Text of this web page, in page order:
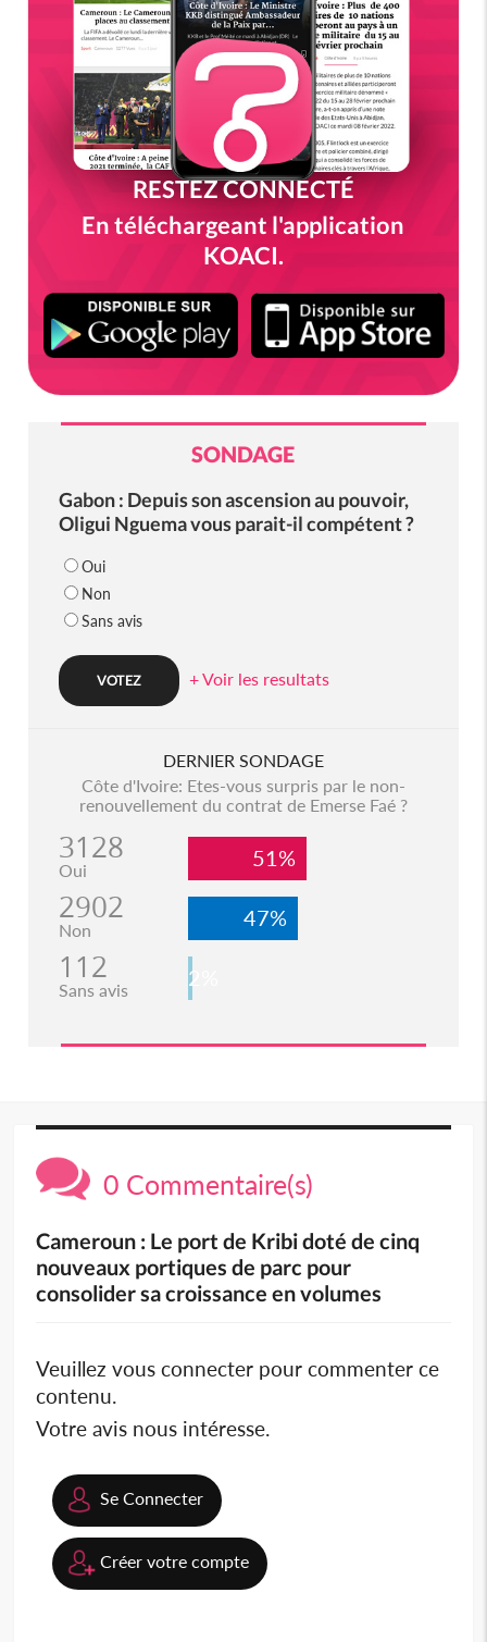
RESTEZ CONNECTÉ
En téléchargeant l'application
KOACI.
SONDAGE
Gabon : Depuis son ascension au pouvoir,
Oligui Nguema vous parait-il compétent ?
Oui
Non
Sans avis
+ Voir les resultats
DERNIER SONDAGE
Côte d'Ivoire: Etes-vous surpris par le non-
renouvellement du contrat de Emerse Faé ?
3128
Oui 51%
2902
Non 47%
112
Sans avis 2%
0 Commentaire(s)
Cameroun : Le port de Kribi doté de cinq
nouveaux portiques de parc pour
consolider sa croissance en volumes
Veuillez vous connecter pour commenter ce
contenu.
Votre avis nous intéresse.
Se Connecter
Créer votre compte